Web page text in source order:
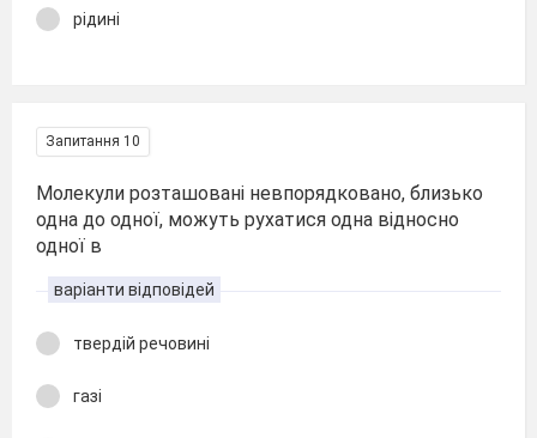
рідині
Запитання 10
Молекули розташовані невпорядковано, близько
одна до одної, можуть рухатися одна відносно
одної в
варіанти відповідей
твердій речовині
газі